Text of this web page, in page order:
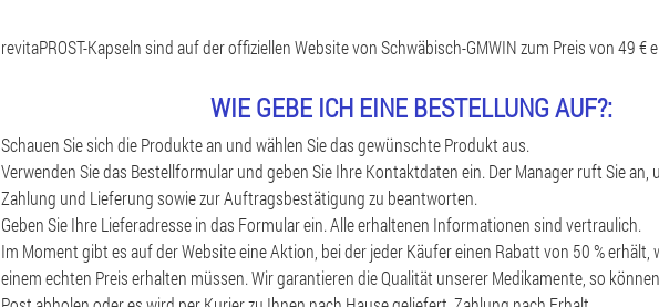
revitaPROST-Kapseln sind auf der offiziellen Website von Schwäbisch-GMWIN zum Preis von 49 €
WIE GEBE ICH EINE BESTELLUNG AUF?:
Schauen Sie sich die Produkte an und wählen Sie das gewünschte Produkt aus.
Verwenden Sie das Bestellformular und geben Sie Ihre Kontaktdaten ein. Der Manager ruft Sie an,
Zahlung und Lieferung sowie zur Auftragsbestätigung zu beantworten.
Geben Sie Ihre Lieferadresse in das Formular ein. Alle erhaltenen Informationen sind vertraulich.
Im Moment gibt es auf der Website eine Aktion, bei der jeder Käufer einen Rabatt von 50 % erhält,
einem echten Preis erhalten müssen. Wir garantieren die Qualität unserer Medikamente, so